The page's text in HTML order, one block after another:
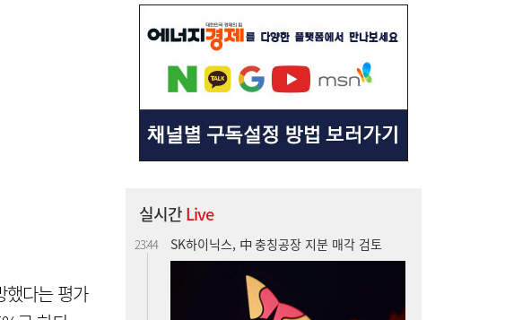
했다는 평가
실시간Live